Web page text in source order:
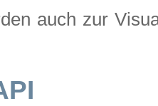
auch zur